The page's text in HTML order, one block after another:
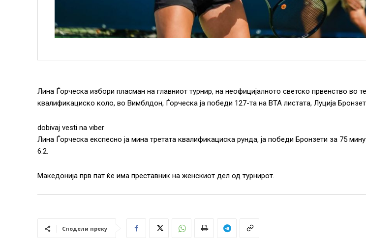
Лина Ѓорческа избори пласман на главниот турнир, на неофицијалното светско првенство во
квалификациско коло, во Вимблдон, Ѓорческа ја победи 127-та на ВТА листата, Луција
dobivaj vesti na viber
Лина Ѓорческа експесно ја мина третата квалификациска рунда, ја победи Бронзети за 75
6:2.
Македонија прв пат ќе има преставник на женскиот дел од турнирот.
Сподели преку